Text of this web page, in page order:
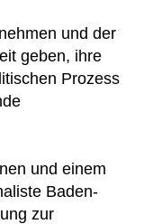
und der
geben, ihre
Prozess
und einem
Baden-
zur